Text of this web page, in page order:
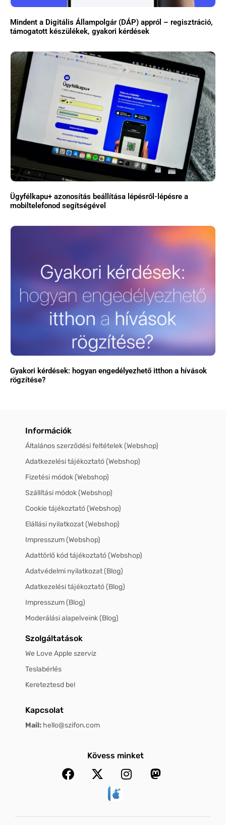
Mindent a Digitális Állampolgár (DÁP) appról – regisztráció,
támogatott készülékek, gyakori kérdések
Ügyfélkapu+ azonosítás beállítása lépésről-lépésre a
mobiltelefonod segítségével
Gyakori kérdések: hogyan engedélyezhető itthon a hívások
rögzítése?
Információk
Általános szerződési feltételek (Webshop)
Adatkezelési tájékoztató (Webshop)
Fizetési módok (Webshop)
Szállítási módok (Webshop)
Cookie tájékoztató (Webshop)
Elállási nyilatkozat (Webshop)
Impresszum (Webshop)
Adattörlő kód tájékoztató (Webshop)
Adatvédelmi nyilatkozat (Blog)
Adatkezelési tájékoztató (Blog)
Impresszum (Blog)
Moderálási alapelveink (Blog)
Szolgáltatások
We Love Apple szerviz
Teslabérlés
Kereteztesd be!
Kapcsolat
Mail: hello@szifon.com
Kövess minket